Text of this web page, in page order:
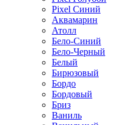
Pixel Синий
Аквамарин
Атолл
Бело-Синий
Бело-Черный
Белый
Бирюзовый
Бордо
Бордовый
Бриз
Ваниль